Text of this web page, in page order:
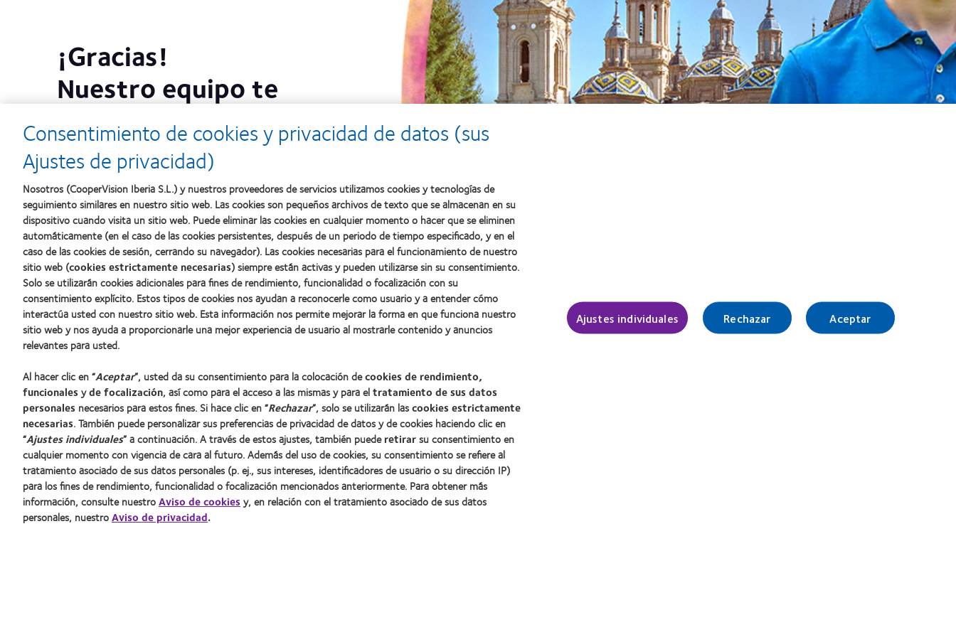
¡Gracias!
Nuestro equipo te
contactará en breve
Te ofreceremos más información sin
compromiso
VOLVER
Consentimiento de cookies y privacidad de datos (sus
Ajustes de privacidad)
Nosotros (CooperVision Iberia S.L.) y nuestros proveedores de servicios utilizamos cookies y tecnologías de
seguimiento similares en nuestro sitio web. Las cookies son pequeños archivos de texto que se almacenan en su
dispositivo cuando visita un sitio web. Puede eliminar las cookies en cualquier momento o hacer que se eliminen
automáticamente (en el caso de las cookies persistentes, después de un periodo de tiempo especificado, y en el
caso de las cookies de sesión, cerrando su navegador). Las cookies necesarias para el funcionamiento de nuestro
sitio web (cookies estrictamente necesarias) siempre están activas y pueden utilizarse sin su consentimiento.
Solo se utilizarán cookies adicionales para fines de rendimiento, funcionalidad o focalización con su
consentimiento explícito. Estos tipos de cookies nos ayudan a reconocerle como usuario y a entender cómo
interactúa usted con nuestro sitio web. Esta información nos permite mejorar la forma en que funciona nuestro
sitio web y nos ayuda a proporcionarle una mejor experiencia de usuario al mostrarle contenido y anuncios
relevantes para usted.
Al hacer clic en “Aceptar”, usted da su consentimiento para la colocación decookies de rendimiento,
funcionalesyde focalización, así como para el acceso a las mismas y para eltratamiento de sus datos
personales necesarios para estos fines. Si hace clic en “Rechazar”, solo se utilizarán lascookies estrictamente
necesarias. También puede personalizar sus preferencias de privacidad de datos y de cookies haciendo clic en
“Ajustes individuales” a continuación. A través de estos ajustes, también puederetirarsu consentimiento en
cualquier momento con vigencia de cara al futuro. Además del uso de cookies, su consentimiento se refiere al
tratamiento asociado de sus datos personales (p. ej., sus intereses, identificadores de usuario o su dirección IP)
para los fines de rendimiento, funcionalidad o focalización mencionados anteriormente. Para obtener más
información, consulte nuestroAviso de cookiesy, en relación con el tratamiento asociado de sus datos
personales, nuestroAviso de privacidad.
Ajustes individuales Rechazar Aceptar